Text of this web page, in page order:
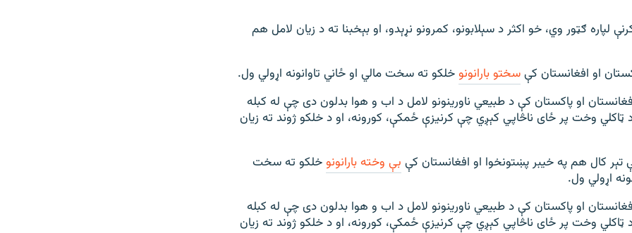
Auto
240p
360p
480p
720p
1080p
لپاره ګټور وي، خو اکثر د سېلابونو، کمرونو نړېدو، او بېخبنا ته د زیان لامل هم
او افغانستان کېسختو بارانونوخلکو ته سخت مالي او ځاني تاوانونه اړولي ول.
او پاکستان کې د طبیعي ناورینونو لامل د اب و هوا بدلون دی چې له کبله
ټاکلي وخت پر ځای ناڅاپي کېږي چې کرنیزې ځمکې، کورونه، او د خلکو ژوند ته زیان
تېر کال هم په خیبر پښتونخوا او افغانستان کې بې وخته بارانونوخلکو ته سخت
اړولي ول.
او پاکستان کې د طبیعي ناورینونو لامل د اب و هوا بدلون دی چې له کبله
ټاکلي وخت پر ځای ناڅاپي کېږي چې کرنیزې ځمکې، کورونه، او د خلکو ژوند ته زیان